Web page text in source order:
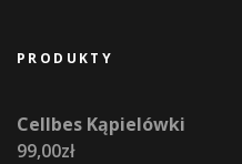
PRODUKTY
Cellbes Kąpielówki
99,00zł